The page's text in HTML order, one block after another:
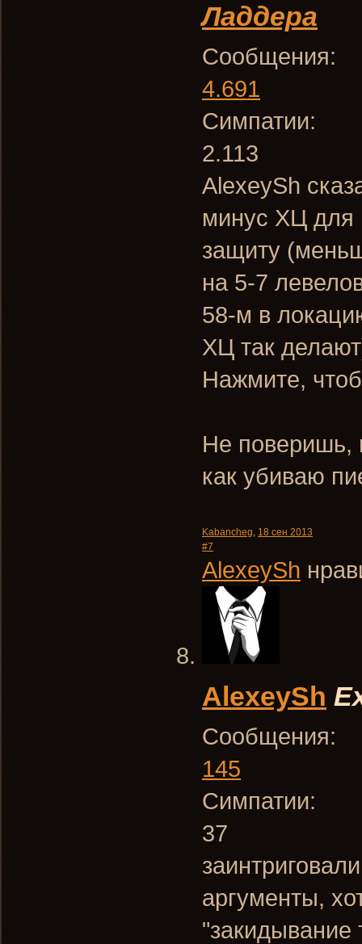
Ладдера
Сообщения:
4.691
Симпатии:
2.113
AlexeySh
минус ХЦ для
защиту
на 5-7
58-м в
ХЦ так
Нажмите,
Не поверишь,
как убиваю
Kabancheg, 18 сен 2013
#7
AlexeySh
AlexeySh
Сообщения:
145
Симпатии:
37
аргументы,